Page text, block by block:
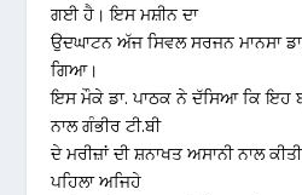
ਗਈ ਹੈ। ਇਸ ਮਸ਼ੀਨ ਦਾ
ਉਦਘਾਟਨ ਅੱਜ ਸਿਵਲ ਸਰਜਨ ਮਾਨਸਾ
ਗਿਆ।
ਇਸ ਮੌਕੇ ਡਾ. ਪਾਠਕ ਨੇ ਦੱਸਿਆ ਕਿ ਇਹ
ਨਾਲ ਗੰਭੀਰ ਟੀ.ਬੀ
ਦੇ ਮਰੀਜ਼ਾਂ ਦੀ ਸ਼ਨਾਖਤ ਅਸਾਨੀ ਨਾਲ
ਪਹਿਲਾ ਅਜਿਹੇ